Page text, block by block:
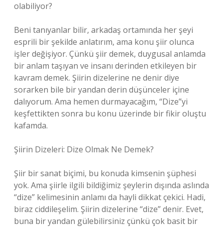
olabiliyor?
Beni tanıyanlar bilir, arkadaş ortamında her şeyi
esprili bir şekilde anlatırım, ama konu şiir olunca
işler değişiyor. Çünkü şiir demek, duygusal anlamda
bir anlam taşıyan ve insanı derinden etkileyen bir
kavram demek. Şiirin dizelerine ne denir diye
sorarken bile bir yandan derin düşünceler içine
dalıyorum. Ama hemen durmayacağım, “Dize”yi
keşfettikten sonra bu konu üzerinde bir fikir oluştu
kafamda.
Şiirin Dizeleri: Dize Olmak Ne Demek?
Şiir bir sanat biçimi, bu konuda kimsenin şüphesi
yok. Ama şiirle ilgili bildiğimiz şeylerin dışında aslında
“dize” kelimesinin anlamı da hayli dikkat çekici. Hadi,
biraz ciddileşelim. Şiirin dizelerine “dize” denir. Evet,
buna bir yandan gülebilirsiniz çünkü çok basit bir